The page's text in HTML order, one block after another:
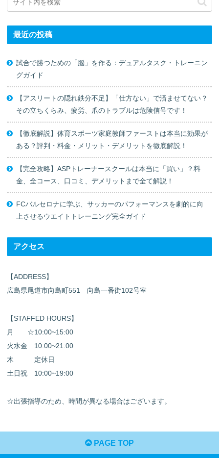
最近の投稿
試合で勝つための「脳」を作る：デュアルタスク・トレーニン
グガイド
【アスリートの隠れ鉄分不足】「仕方ない」で済ませてない？
その立ちくらみ、疲労、爪のトラブルは危険信号です！
【徹底解説】体育スポーツ家庭教師ファーストは本当に効果が
ある？評判・料金・メリット・デメリットを徹底解説！
【完全攻略】ASPトレーナースクールは本当に「買い」？料
金、全コース、口コミ、デメリットまで全て解説！
FCバルセロナに学ぶ、サッカーのパフォーマンスを劇的に向
上させるウエイトトレーニング完全ガイド
アクセス
【ADDRESS】
広島県尾道市向島町551 向島一番街102号室
【STAFFED HOURS】
月 ☆10:00~15:00
火水金 10:00~21:00
木 定休日
土日祝 10:00~19:00
☆出張指導のため、時間が異なる場合はございます。
PAGE TOP